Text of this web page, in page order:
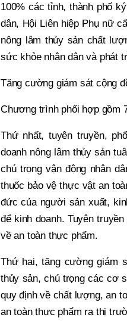
100% các tỉnh, thành phố
dân, Hội Liên hiệp Phụ nữ
nông lâm thủy sản chất
sức khỏe nhân dân và phát
Tăng cường giám sát cộng
Chương trình phối hợp gồm
Thứ nhất, tuyên truyền,
doanh nông lâm thủy sản
chú trọng vận động nhân
thuốc bảo vệ thực vật an
đức của người sản xuất,
để kinh doanh. Tuyên
về an toàn thực phẩm.
Thứ hai, tăng cường giám
thủy sản, chú trọng các cơ
quy định về chất lượng, an
an toàn thực phẩm ra thị